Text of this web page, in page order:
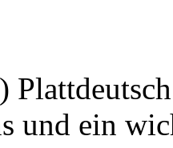
und ein